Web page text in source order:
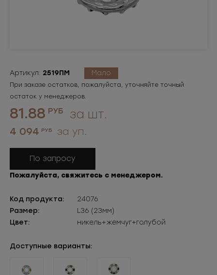
Артикул: 2519ПМ Мало
При заказе остатков, пожалуйста, уточняйте точный
остаток у менеджеров.
81.88 РУБ за шт.
4 094 РУБ за уп.
По запросу
Пожалуйста, свяжитесь с менеджером.
Код продукта:
24076
Размер:
L36 (23мм)
Цвет:
никель+жемчуг+голубой
Доступные варианты: